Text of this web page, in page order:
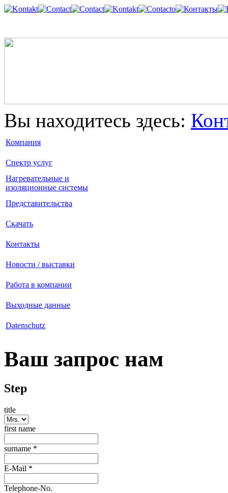
Вы находитесь здесь:
Компания
Спектр услуг
Нагревательные и
изоляционные системы
Представительства
Скачать
Контакты
Новости / выставки
Работа в компании
Выходные данные
Datenschutz
Ваш запрос нам
Step
title
first name
surname *
E-Mail *
Telephone-No.